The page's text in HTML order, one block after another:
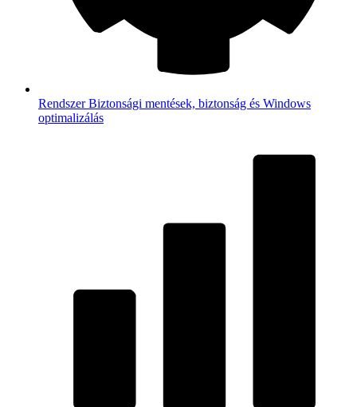
RendszerBiztonsági mentések, biztonság és Windows
optimalizálás